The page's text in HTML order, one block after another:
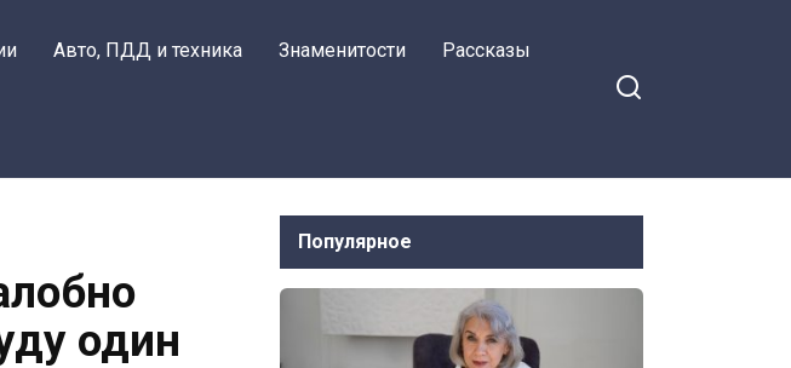
Авто, ПДД и техника Знаменитости Рассказы
один
Популярное